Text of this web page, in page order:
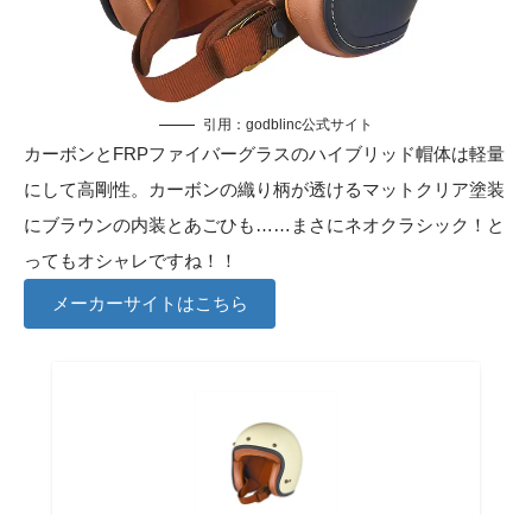
引用： godblinc公式サイト
カーボンとFRPファイバーグラスのハイブリッド帽体は軽量
にして高剛性。カーボンの織り柄が透けるマットクリア塗装
にブラウンの内装とあごひも……まさにネオクラシック！と
ってもオシャレですね！！
メーカーサイトはこちら